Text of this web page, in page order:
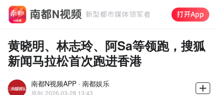
黄晓明、林志玲、阿Sa等领跑，搜狐
新闻马拉松首次跑进香港
南都N视频APP · 南都娱乐
原创 2026-03-28 13:43